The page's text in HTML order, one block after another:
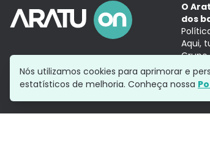
O
dos
Aqui,
Nós utilizamos cookies para aprimorar e
estatísticos de melhoria. Conheça nossa